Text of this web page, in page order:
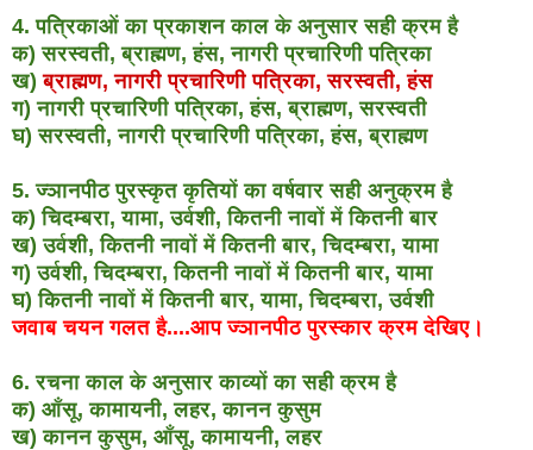
4. पत्रिकाओं का प्रकाशन काल के अनुसार सही क्रम है
क) सरस्वती, ब्राह्मण, हंस, नागरी प्रचारिणी पत्रिका
ख)ब्राह्मण, नागरी प्रचारिणी पत्रिका, सरस्वती, हंस
ग) नागरी प्रचारिणी पत्रिका, हंस, ब्राह्मण, सरस्वती
घ) सरस्वती, नागरी प्रचारिणी पत्रिका, हंस, ब्राह्मण
5. ज्ञानपीठ पुरस्कृत कृतियों का वर्षवार सही अनुक्रम है
क) चिदम्बरा, यामा, उर्वशी, कितनी नावों में कितनी बार
ख) उर्वशी, कितनी नावों में कितनी बार, चिदम्बरा, यामा
ग) उर्वशी, चिदम्बरा, कितनी नावों में कितनी बार, यामा
घ) कितनी नावों में कितनी बार, यामा, चिदम्बरा, उर्वशी
जवाब चयन गलत है....आप ज्ञानपीठ पुरस्कार क्रम देखिए।
6. रचना काल के अनुसार काव्यों का सही क्रम है
क) आँसू, कामायनी, लहर, कानन कुसुम
ख) कानन कुसुम, आँसू, कामायनी, लहर